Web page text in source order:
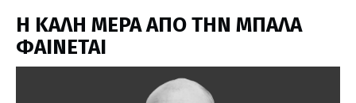
H ΚΑΛΗ ΜΕΡΑ ΑΠΟ ΤΗΝ ΜΠΑΛΑ
ΦΑΙΝΕΤΑΙ